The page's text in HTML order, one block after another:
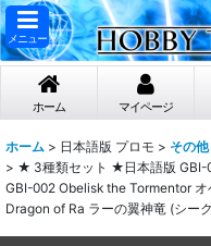
メニュー
ホーム マイページ
ホーム > 日本語版 プロモ > その他
> ★ 3種類セット ★日本語版 GBI-
GBI-002 Obelisk the Tormentor
Dragon of Ra ラーの翼神竜 (シー